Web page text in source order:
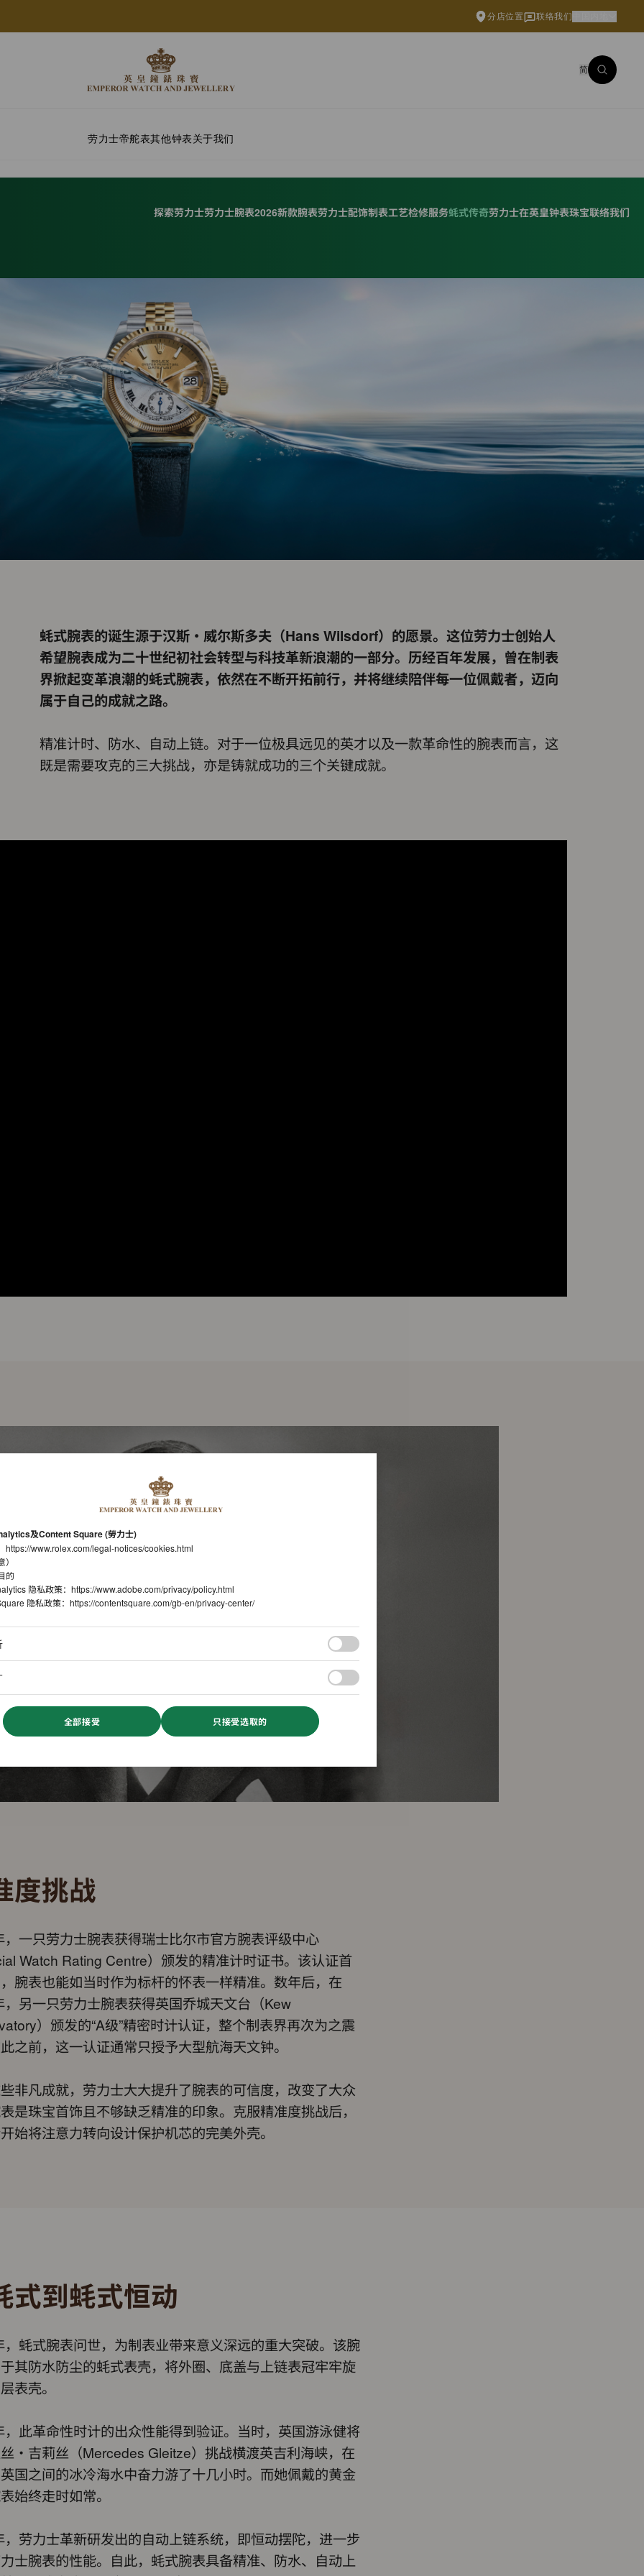
分店位置 联络我们
简
劳力士帝舵表其他钟表关于我们
探索劳力士劳力士腕表2026新款腕表劳力士配饰制表工艺检修服务蚝式传奇劳力士在英皇钟表珠宝联络我们
蚝式腕表的诞生源于汉斯・威尔斯多夫（Hans Wilsdorf）的愿景。这位劳力士创始人
希望腕表成为二十世纪初社会转型与科技革新浪潮的一部分。历经百年发展，曾在制表
界掀起变革浪潮的蚝式腕表，依然在不断开拓前行，并将继续陪伴每一位佩戴者，迈向
属于自己的成就之路。
精准计时、防水、自动上链。对于一位极具远见的英才以及一款革命性的腕表而言，这
既是需要攻克的三大挑战，亦是铸就成功的三个关键成就。
度挑战
一只劳力士腕表获得瑞士比尔市官方腕表评级中心
Watch Rating Centre）颁发的精准计时证书。该认证首
腕表也能如当时作为标杆的怀表一样精准。数年后，在
另一只劳力士腕表获得英国乔城天文台（Kew
）颁发的“A级”精密时计认证，整个制表界再次为之震
之前，这一认证通常只授予大型航海天文钟。
非凡成就，劳力士大大提升了腕表的可信度，改变了大众
是珠宝首饰且不够缺乏精准的印象。克服精准度挑战后，
始将注意力转向设计保护机芯的完美外壳。
式到蚝式恒动
蚝式腕表问世，为制表业带来意义深远的重大突破。该腕
其防水防尘的蚝式表壳，将外圈、底盖与上链表冠牢牢旋
表壳。
此革命性时计的出众性能得到验证。当时，英国游泳健将
・吉莉丝（Mercedes Gleitze）挑战横渡英吉利海峡，在
国之间的冰冷海水中奋力游了十几小时。而她佩戴的黄金
始终走时如常。
劳力士革新研发出的自动上链系统，即恒动摆陀，进一步
士腕表的性能。自此，蚝式腕表具备精准、防水、自动上
及Content Square (勞力士)
https://www.rolex.com/legal-notices/cookies.html
的
隐私政策： https://www.adobe.com/privacy/policy.html
隐私政策： https://contentsquare.com/gb-en/privacy-center/
全部接受 只接受选取的